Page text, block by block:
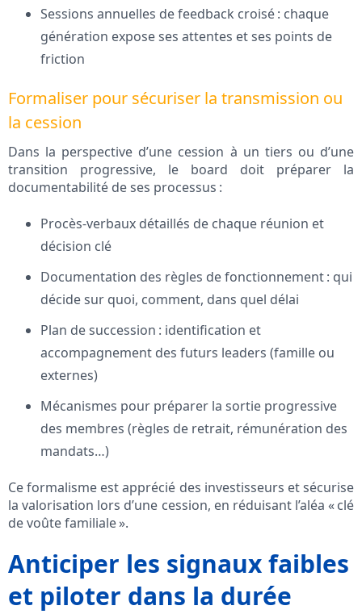
Sessions annuelles de feedback croisé : chaque
génération expose ses attentes et ses points de
friction
Formaliser pour sécuriser la transmission ou
la cession
Dans la perspective d’une cession à un tiers ou d’une
transition progressive, le board doit préparer la
documentabilité de ses processus :
Procès-verbaux détaillés de chaque réunion et
décision clé
Documentation des règles de fonctionnement : qui
décide sur quoi, comment, dans quel délai
Plan de succession : identification et
accompagnement des futurs leaders (famille ou
externes)
Mécanismes pour préparer la sortie progressive
des membres (règles de retrait, rémunération des
mandats…)
Ce formalisme est apprécié des investisseurs et sécurise
la valorisation lors d’une cession, en réduisant l’aléa « clé
de voûte familiale ».
Anticiper les signaux faibles
et piloter dans la durée